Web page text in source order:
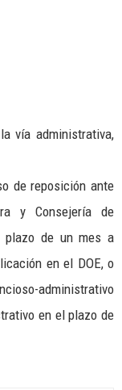
vía administrativa,
de reposición ante
y Consejería de
plazo de un mes a
en el DOE, o
administrativo
en el plazo de